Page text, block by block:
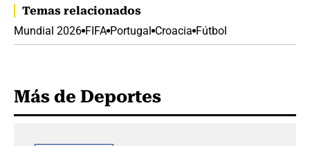
Temas relacionados
Mundial 2026 FIFA Portugal Croacia Fútbol
Más de Deportes